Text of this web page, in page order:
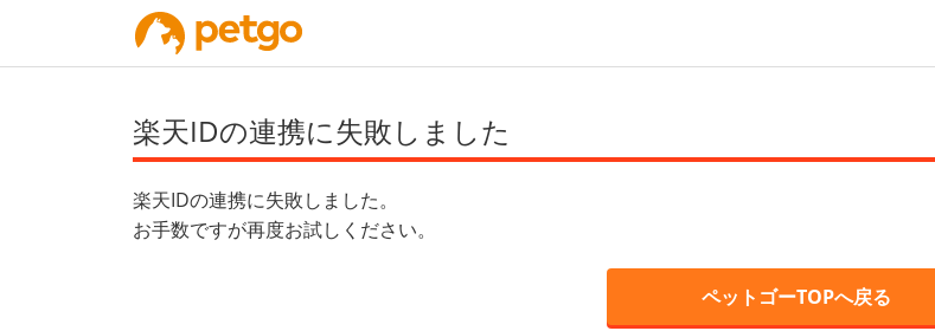
楽天IDの連携に失敗しました
楽天IDの連携に失敗しました。
お手数ですが再度お試しください。
ペットゴーTOPへ戻る